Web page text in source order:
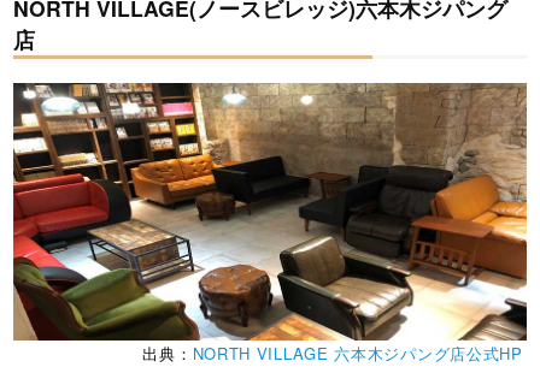
NORTH VILLAGE(ノースビレッジ)六本木ジパング
店
出典： NORTH VILLAGE 六本木ジパング店公式HP